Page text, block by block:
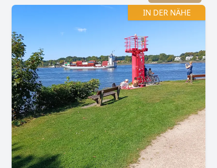
−
IN DER NÄHE